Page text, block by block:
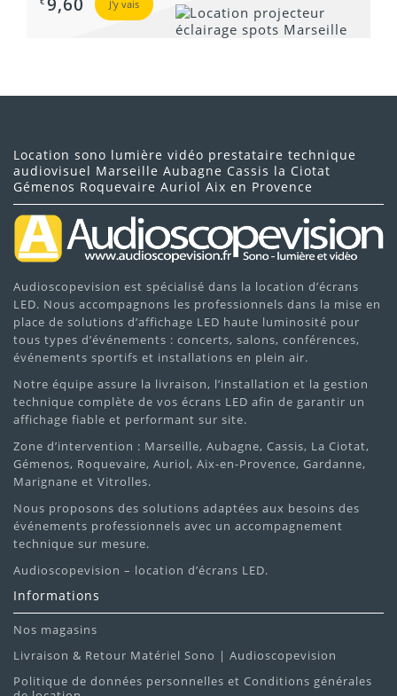
J'y vais
Location sono lumière vidéo prestataire technique
audiovisuel Marseille Aubagne Cassis la Ciotat
Gémenos Roquevaire Auriol Aix en Provence
Audioscopevision est spécialisé dans la location d’écrans
LED. Nous accompagnons les professionnels dans la mise en
place de solutions d’affichage LED haute luminosité pour
tous types d’événements : concerts, salons, conférences,
événements sportifs et installations en plein air.
Notre équipe assure la livraison, l’installation et la gestion
technique complète de vos écrans LED afin de garantir un
affichage fiable et performant sur site.
Zone d’intervention : Marseille, Aubagne, Cassis, La Ciotat,
Gémenos, Roquevaire, Auriol, Aix-en-Provence, Gardanne,
Marignane et Vitrolles.
Nous proposons des solutions adaptées aux besoins des
événements professionnels avec un accompagnement
technique sur mesure.
Audioscopevision – location d’écrans LED.
Informations
Nos magasins
Livraison & Retour Matériel Sono | Audioscopevision
Politique de données personnelles et Conditions générales